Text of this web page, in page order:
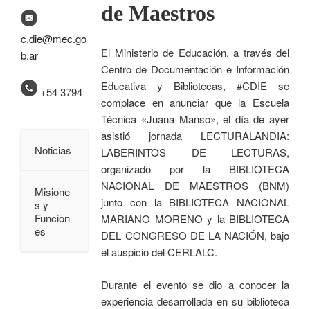
de Maestros
El Ministerio de Educación, a través del
Centro de Documentación e Información
Educativa y Bibliotecas, #CDIE se
complace en anunciar que la Escuela
Técnica «Juana Manso», el día de ayer
asistió jornada LECTURALANDIA:
LABERINTOS DE LECTURAS,
organizado por la BIBLIOTECA
NACIONAL DE MAESTROS (BNM)
junto con la BIBLIOTECA NACIONAL
MARIANO MORENO y la BIBLIOTECA
DEL CONGRESO DE LA NACIÓN, bajo
el auspicio del CERLALC.
Durante el evento se dio a conocer la
experiencia desarrollada en su biblioteca
c.die@mec.go
b.ar
+54 3794
Noticias
Misione
s y
Funcion
es